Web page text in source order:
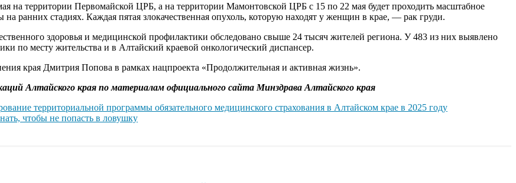
на территории Первомайской ЦРБ, а на территории Мамонтовской ЦРБ с 15 по 22 мая будет проходить масштабное
ранних стадиях. Каждая пятая злокачественная опухоль, которую находят у женщин в крае, — рак груди.
здоровья и медицинской профилактики обследовано свыше 24 тысяч жителей региона. У 483 из них выявлено
по месту жительства и в Алтайский краевой онкологический диспансер.
края Дмитрия Попова в рамках нацпроекта «Продолжительная и активная жизнь».
Алтайского края по материалам официального сайта Минздрава Алтайского края
территориальной программы обязательного медицинского страхования в Алтайском крае в 2025 году
чтобы не попасть в ловушку